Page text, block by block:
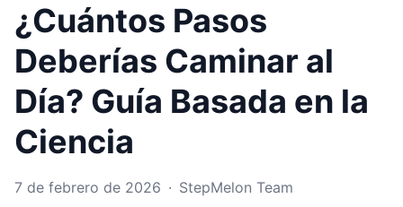
¿Cuántos Pasos
Deberías Caminar al
Día? Guía Basada en la
Ciencia
7 de febrero de 2026 · StepMelon Team